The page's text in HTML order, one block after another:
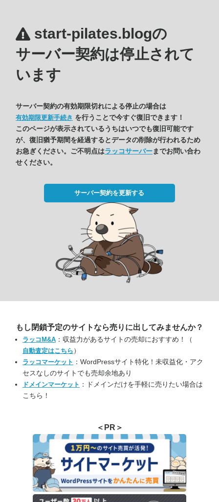
start-pilates.blogの
サーバー契約は停止されて
います
サーバー契約の有効期限切れによる停止の場合は
有効期限更新手続き を行うことで今すぐ復旧できます！
このページが表示されているうちはいつでも復旧可能です
が、復旧猶予期間を経過するとデータの削除が行われるため
お急ぎください。ご不明点はラッコサーバーまでお問い合わ
せください。
サーバー契約を更新する
もし閉鎖予定のサイトなら売りに出してみませんか？
ラッコM&A ：収益力があるサイトの売却におすすめ！（
自動査定はこちら ）
ラッコマーケット ：WordPressサイト特化！未収益化・アク
セスなしのサイトでも売却余地あり
ドメインマーケット ：ドメインだけを手軽に売りたい場合は
こちら！
＜PR＞